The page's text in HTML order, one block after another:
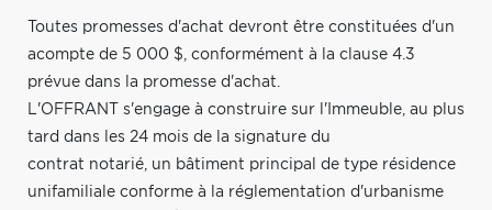
Toutes promesses d'achat devront être constituées d'un
acompte de 5 000 $, conformément à la clause 4.3
prévue dans la promesse d'achat.
L'OFFRANT s'engage à construire sur l'Immeuble, au plus
tard dans les 24 mois de la signature du
contrat notarié, un bâtiment principal de type résidence
unifamiliale conforme à la réglementation d'urbanisme